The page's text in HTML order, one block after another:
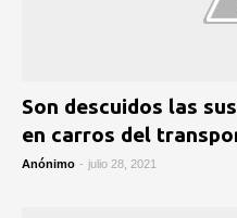
Son descuidos las
en carros del
Anónimo - julio 28, 2021